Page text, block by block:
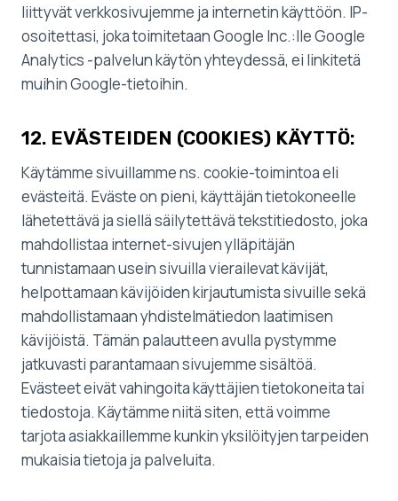
liittyvät verkkosivujemme ja internetin käyttöön. IP-
osoitettasi, joka toimitetaan Google Inc.:lle Google
Analytics -palvelun käytön yhteydessä, ei linkitetä
muihin Google-tietoihin.
12. EVÄSTEIDEN (COOKIES) KÄYTTÖ:
Käytämme sivuillamme ns. cookie-toimintoa eli
evästeitä. Eväste on pieni, käyttäjän tietokoneelle
lähetettävä ja siellä säilytettävä tekstitiedosto, joka
mahdollistaa internet-sivujen ylläpitäjän
tunnistamaan usein sivuilla vierailevat kävijät,
helpottamaan kävijöiden kirjautumista sivuille sekä
mahdollistamaan yhdistelmätiedon laatimisen
kävijöistä. Tämän palautteen avulla pystymme
jatkuvasti parantamaan sivujemme sisältöä.
Evästeet eivät vahingoita käyttäjien tietokoneita tai
tiedostoja. Käytämme niitä siten, että voimme
tarjota asiakkaillemme kunkin yksilöityjen tarpeiden
mukaisia tietoja ja palveluita.